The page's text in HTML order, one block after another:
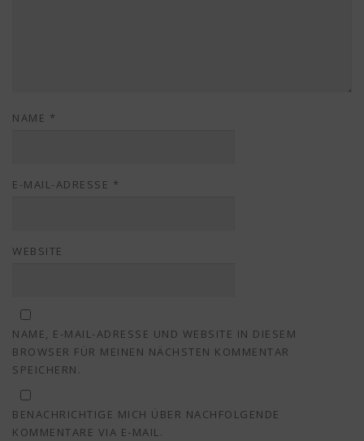
NAME *
E-MAIL-ADRESSE *
WEBSITE
NAME, E-MAIL-ADRESSE UND WEBSITE IN DIESEM
BROWSER FÜR MEINEN NÄCHSTEN KOMMENTAR
SPEICHERN.
BENACHRICHTIGE MICH ÜBER NACHFOLGENDE
KOMMENTARE VIA E-MAIL.